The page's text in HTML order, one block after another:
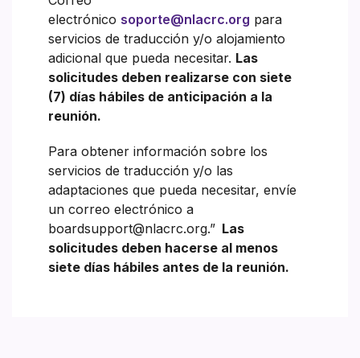
electrónico soporte@nlacrc.org para
servicios de traducción y/o alojamiento
adicional que pueda necesitar. Las
solicitudes deben realizarse con siete
(7) días hábiles de anticipación a la
reunión.
Para obtener información sobre los
servicios de traducción y/o las
adaptaciones que pueda necesitar, envíe
un correo electrónico a
boardsupport@nlacrc.org.” Las
solicitudes deben hacerse al menos
siete días hábiles antes de la reunión.